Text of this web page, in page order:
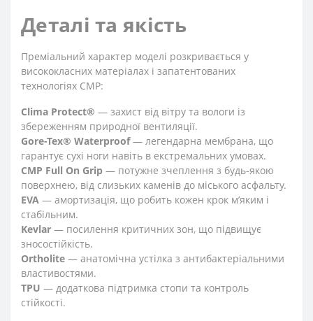
Деталі та якість
Преміальний характер моделі розкривається у
висококласних матеріалах і запатентованих
технологіях CMP:
Clima Protect® — захист від вітру та вологи із
збереженням природної вентиляції.
Gore-Tex® Waterproof— легендарна мембрана, що
гарантує сухі ноги навіть в екстремальних умовах.
CMP Full On Grip — потужне зчеплення з будь-якою
поверхнею, від слизьких каменів до міського асфальту.
EVA — амортизація, що робить кожен крок м’яким і
стабільним.
Kevlar — посилення критичних зон, що підвищує
зносостійкість.
Ortholite — анатомічна устілка з антибактеріальними
властивостями.
TPU — додаткова підтримка стопи та контроль
стійкості.